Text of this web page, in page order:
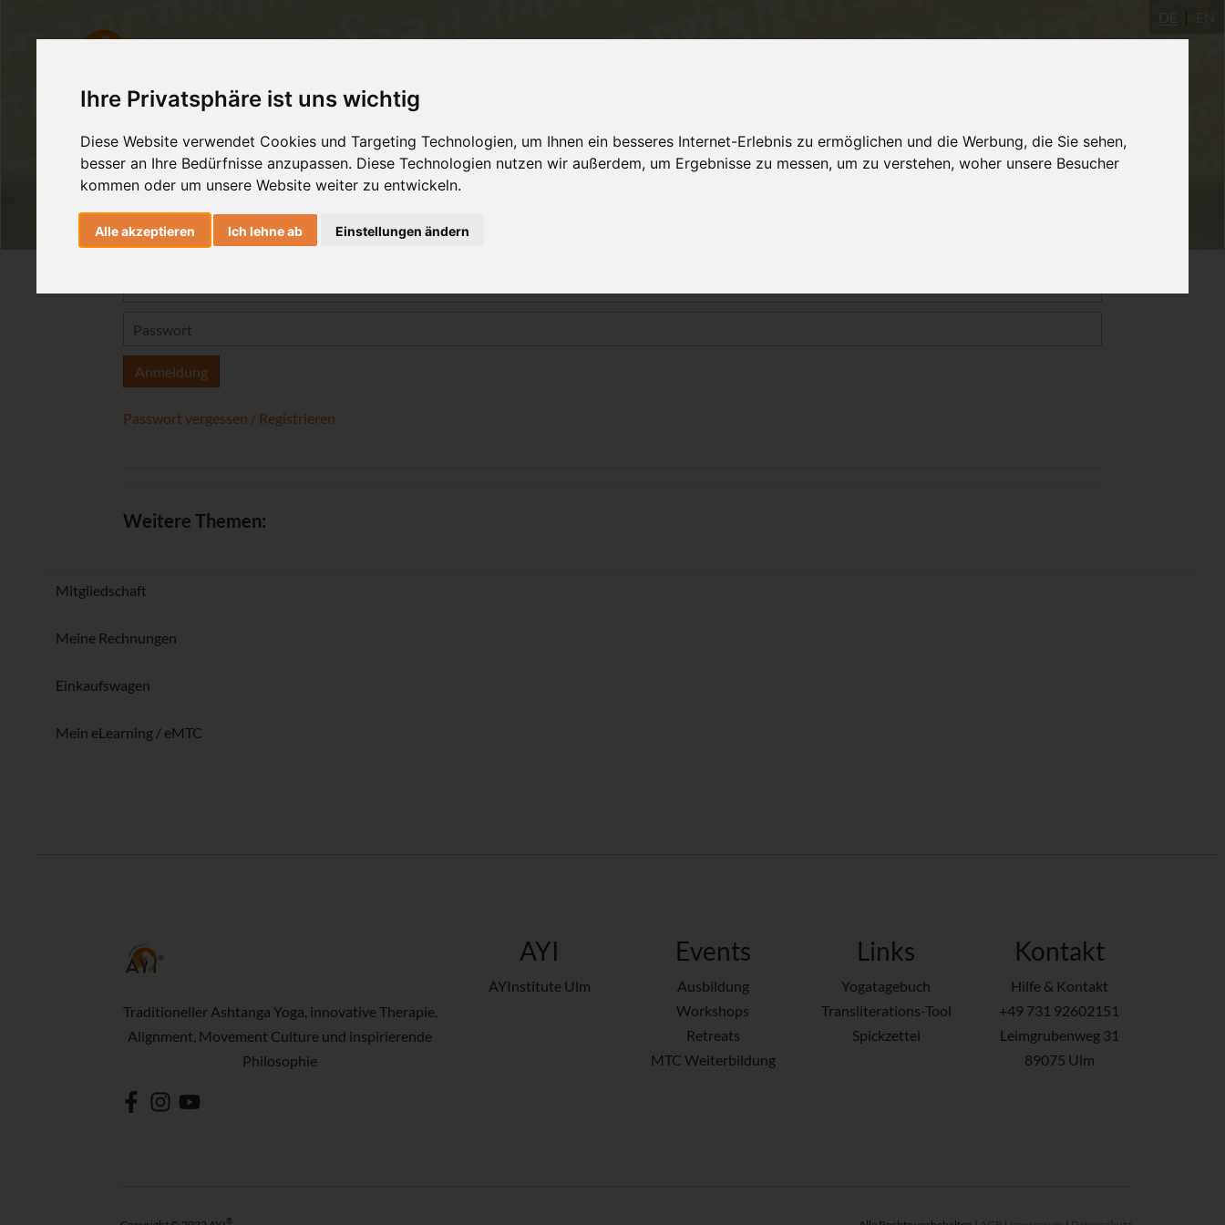
Ihre Privatsphäre ist uns wichtig
Diese Website verwendet Cookies und Targeting Technologien, um Ihnen ein besseres Internet-Erlebnis zu ermöglichen und die Werbung, die Sie sehen,
besser an Ihre Bedürfnisse anzupassen. Diese Technologien nutzen wir außerdem, um Ergebnisse zu messen, um zu verstehen, woher unsere Besucher
kommen oder um unsere Website weiter zu entwickeln.
Alle akzeptieren Ich lehne ab Einstellungen ändern
DE
Anmeldung
Passwort vergessen / Registrieren
Weitere Themen:
Mitgliedschaft
Meine Rechnungen
Einkaufswagen
Mein eLearning / eMTC
Traditioneller Ashtanga Yoga, innovative Therapie,
Alignment, Movement Culture und inspirierende
Philosophie
AYI
AYInstitute Ulm
Events
Ausbildung
Workshops
Retreats
MTC Weiterbildung
Links
Yogatagebuch
Transliterations-Tool
Spickzettel
Kontakt
Hilfe & Kontakt
+49 731 92602151
Leimgrubenweg 31
89075 Ulm
®